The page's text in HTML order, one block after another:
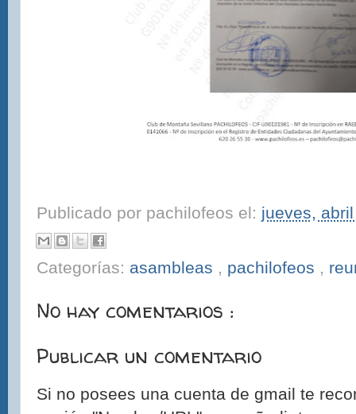
Publicado por pachilofeos el: jueves,
Categorías: asambleas , pachilofeos ,
No hay comentarios :
Publicar un comentario
Si no posees una cuenta de gmail te